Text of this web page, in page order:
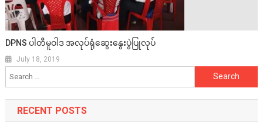
DPNS ပါတီမူဝါဒ အလုပ်ရုံဆွေးနွေးပွဲပြုလုပ်
July 18, 2019
Search
for:
RECENT POSTS